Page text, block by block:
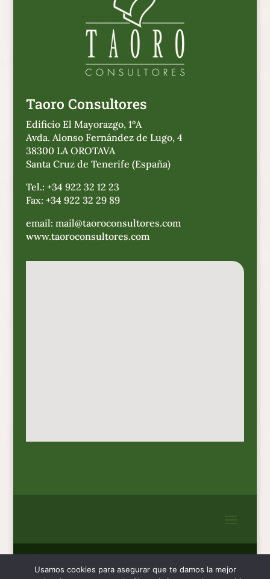
Taoro Consultores
Edificio El Mayorazgo, 1ºA
Avda. Alonso Fernández de Lugo, 4
38300 LA OROTAVA
Santa Cruz de Tenerife (España)
Tel.: +34 922 32 12 23
Fax: +34 922 32 29 89
email: mail@taoroconsultores.com
www.taoroconsultores.com
Página Web desarrollada por:
www.ymanera.com
Usamos cookies para asegurar que te damos la mejor